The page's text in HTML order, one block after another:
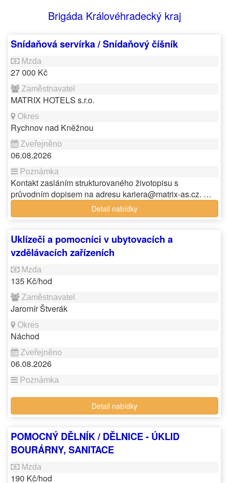
Brigáda Královéhradecký kraj
Snídaňová servírka / Snídaňový číšník
27 000 Kč
MATRIX HOTELS s.r.o.
Rychnov nad Kněžnou
06.08.2026
Kontakt zasláním strukturovaného životopisu s
průvodním dopisem na adresu kariera@matrix-as.cz. …
Detail nabídky
Uklízeči a pomocníci v ubytovacích a
vzdělávacích zařízeních
135 Kč/hod
Jaromír Štverák
Náchod
06.08.2026
Detail nabídky
POMOCNÝ DĚLNÍK / DĚLNICE - ÚKLID
BOURÁRNY, SANITACE
190 Kč/hod